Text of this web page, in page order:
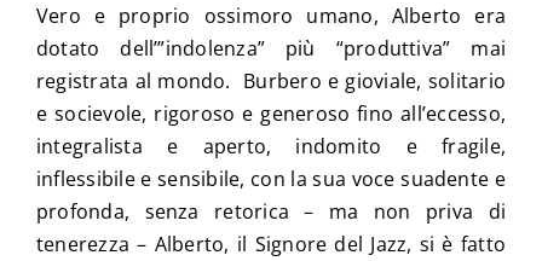
Vero e proprio ossimoro umano, Alberto era
dotato dell’”indolenza” più “produttiva” mai
registrata al mondo. Burbero e gioviale, solitario
e socievole, rigoroso e generoso fino all’eccesso,
integralista e aperto, indomito e fragile,
inflessibile e sensibile, con la sua voce suadente e
profonda, senza retorica – ma non priva di
tenerezza – Alberto, il Signore del Jazz, si è fatto